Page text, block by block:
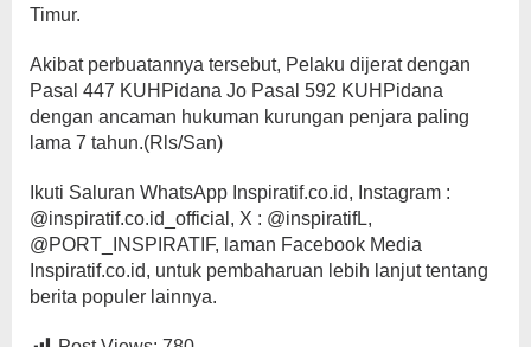
Timur.
Akibat perbuatannya tersebut, Pelaku dijerat dengan
Pasal 447 KUHPidana Jo Pasal 592 KUHPidana
dengan ancaman hukuman kurungan penjara paling
lama 7 tahun.(Rls/San)
Ikuti Saluran WhatsApp Inspiratif.co.id, Instagram :
@inspiratif.co.id_official, X : @inspiratifL,
@PORT_INSPIRATIF, laman Facebook Media
Inspiratif.co.id, untuk pembaharuan lebih lanjut tentang
berita populer lainnya.